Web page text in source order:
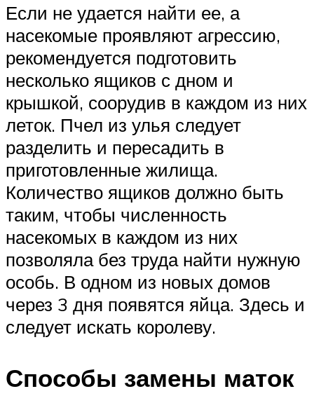
Если не удается найти ее, а
насекомые проявляют агрессию,
рекомендуется подготовить
несколько ящиков с дном и
крышкой, соорудив в каждом из них
леток. Пчел из улья следует
разделить и пересадить в
приготовленные жилища.
Количество ящиков должно быть
таким, чтобы численность
насекомых в каждом из них
позволяла без труда найти нужную
особь. В одном из новых домов
через 3 дня появятся яйца. Здесь и
следует искать королеву.
Способы замены маток